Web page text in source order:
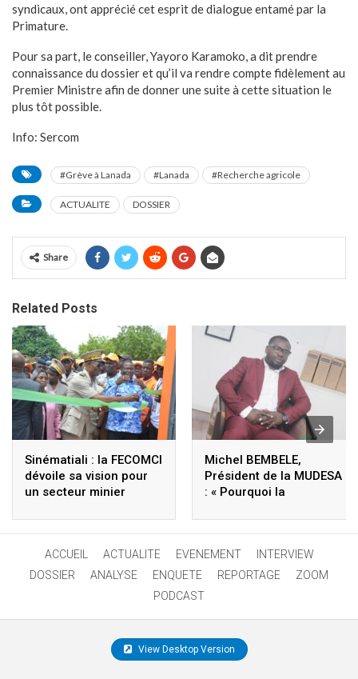
syndicaux, ont apprécié cet esprit de dialogue entamé par la
Primature.
Pour sa part, le conseiller, Yayoro Karamoko, a dit prendre
connaissance du dossier et qu’il va rendre compte fidèlement au
Premier Ministre afin de donner une suite à cette situation le
plus tôt possible.
Info: Sercom
#Grève à Lanada #Lanada #Recherche agricole
ACTUALITE DOSSIER
Share
Related Posts
Sinématiali : la FECOMCI
dévoile sa vision pour
un secteur minier
Michel BEMBELE,
Président de la MUDESA
: « Pourquoi la
d’Ananvouenou veut
Ministre d’État Kobenan
Kouassi Adjoumani »
ACCUEIL ACTUALITE EVENEMENT
INTERVIEW
DOSSIER
ANALYSE ENQUETE REPORTAGE
ZOOM
PODCAST
View Desktop Version